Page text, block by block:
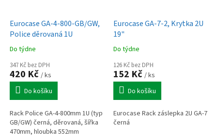
Eurocase GA-4-800-GB/GW,
Police děrovaná 1U
Do týdne
347 Kč bez DPH
420 Kč / ks
Do košíku
Rack Police GA-4-800mm 1U (typ
GB/GW) černá, děrovaná, šířka
470mm, hloubka 552mm
Eurocase GA-7-2, Krytka 2U
19"
Do týdne
126 Kč bez DPH
152 Kč / ks
Do košíku
Eurocase Rack záslepka 2U GA-7
černá